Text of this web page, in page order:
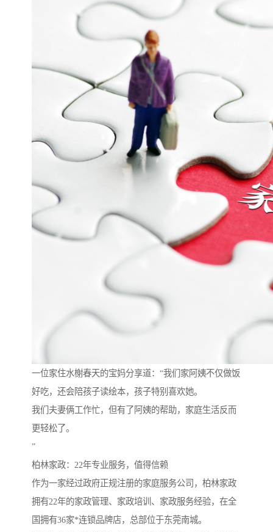
一位家住水榭春天的宝妈分享道：“我们家阿姨不仅做饭
好吃，还会陪孩子读绘本，孩子特别喜欢她。
我们夫妻俩工作忙，但有了阿姨的帮助，家庭生活反而
更轻松了。
”
柏林家政：22年专业服务，值得信赖
作为一家经过政府正规注册的家庭服务公司，柏林家政
拥有22年的家政管理、家政培训、家政服务经验，在全
国拥有36家*连锁品牌店，总部位于东莞南城。